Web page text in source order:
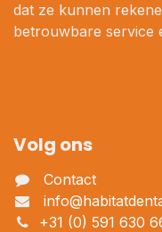
dat ze kunnen
betrouwbare service
Volg ons
Contact
+31 (0) 591 630